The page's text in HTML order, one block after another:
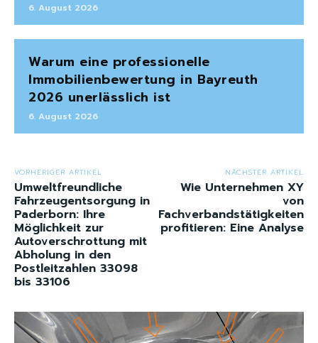
6. August 2026
Warum eine professionelle
Immobilienbewertung in Bayreuth
2026 unerlässlich ist
6. August 2026
VORHERIGER ARTIKEL
Umweltfreundliche
Fahrzeugentsorgung in
Paderborn: Ihre
Möglichkeit zur
Autoverschrottung mit
Abholung in den
Postleitzahlen 33098
bis 33106
NÄCHSTER ARTIKEL
Wie Unternehmen XY
von
Fachverbandstätigkeiten
profitieren: Eine Analyse